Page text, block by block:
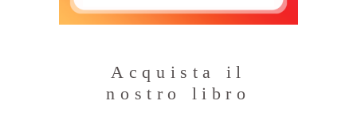
Acquista il
nostro libro